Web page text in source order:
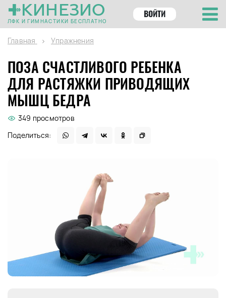
КИНЕЗИО
ЛФК И ГИМНАСТИКИ БЕСПЛАТНО
ВОЙТИ
Главная Упражнения
ПОЗА СЧАСТЛИВОГО РЕБЕНКА
ДЛЯ РАСТЯЖКИ ПРИВОДЯЩИХ
МЫШЦ БЕДРА
349 просмотров
Поделиться: